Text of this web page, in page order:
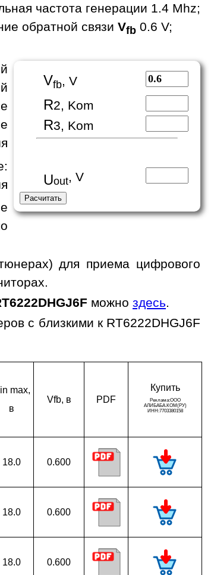
частота генерации 1.4 Mhz;
обратной связи Vfb 0.6 V;
Vfb, V
R2, Kom
R3, Kom
Uout, V
для приема цифрового
можно здесь.
с близкими к RT6222DHGJ6F
max,
в
Vfb, в PDF
Ку­пить
18.0
0.600
18.0
0.600
18.0
0.600